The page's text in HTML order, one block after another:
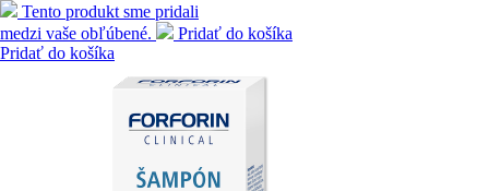
Tento produkt sme pridali
medzi vaše obľúbené.
Pridať do košíka
Pridať do košíka